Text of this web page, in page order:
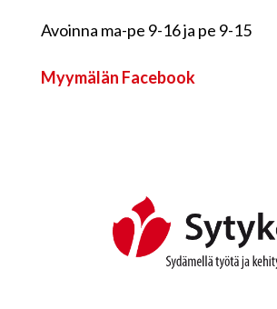
Avoinna ma-pe 9-16 ja pe 9-15
Myymälän Facebook